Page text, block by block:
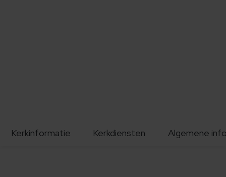
Kerkinformatie Kerkdiensten Algemene